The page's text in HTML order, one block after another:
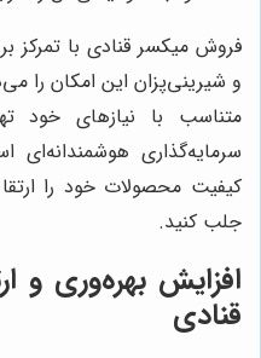
فروش میکسر قنادی با تمرکز
و شیرینی‌پزان این امکان را
متناسب با نیازهای خود
سرمایه‌گذاری
کیفیت محصولات خود را
جلب کنید.
افزایش بهره‌وری و
قنادی